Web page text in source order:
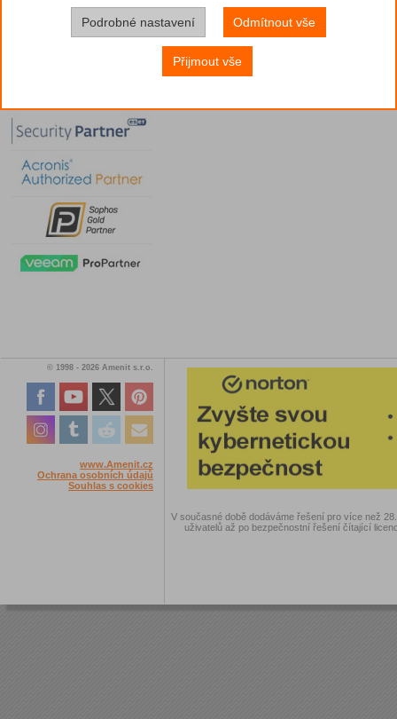
© 1998 - 2026 Amenit s.r.o.
www.Amenit.cz
Ochrana osobních údajů
Souhlas s cookies
V současné době dodáváme řešení pro více než
uživatelů až po bezpečnostní řešení čítající
Podrobné nastavení Odmítnout vše
Přijmout vše